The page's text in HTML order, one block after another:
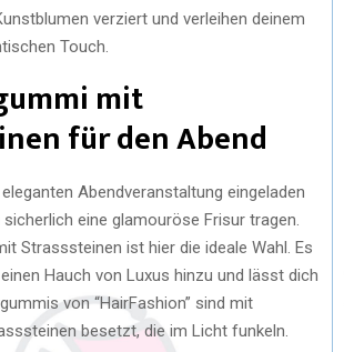
verziert und verleihen deinem
Touch.
mit
für den Abend
Abendveranstaltung eingeladen
eine glamouröse Frisur tragen.
Strasssteinen ist hier die ideale Wahl. Es
Hauch von Luxus hinzu und lässt dich
von “HairFashion” sind mit
besetzt, die im Licht funkeln.